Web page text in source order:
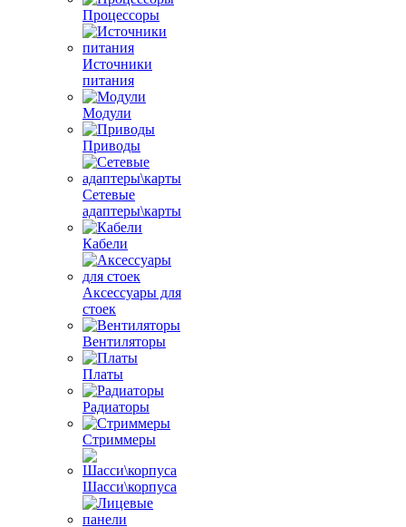
Процессоры
Источники
питания
Модули
Приводы
Сетевые
адаптеры\карты
Кабели
Аксессуары для
стоек
Вентиляторы
Платы
Радиаторы
Стриммеры
Шасси\корпуса